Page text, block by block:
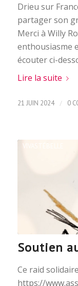
Drieu sur
partager son
Merci à Willy
enthousiasme
écouter ci-
Lire la suite
21 JUIN 2024 / 0
Soutien
VIVASTÉBELLE
Ce raid
https://